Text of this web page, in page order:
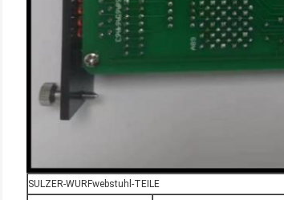
SULZER-WURFwebstuhl-TEILE